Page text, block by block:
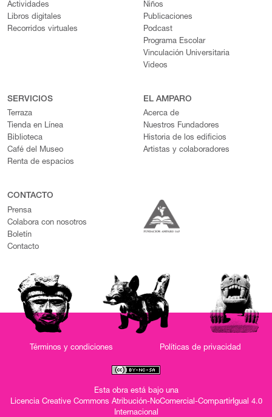
Actividades
Libros digitales
Recorridos virtuales
Niños
Publicaciones
Podcast
Programa Escolar
Vinculación Universitaria
Videos
SERVICIOS
Terraza
Tienda en Línea
Biblioteca
Café del Museo
Renta de espacios
EL AMPARO
Acerca de
Nuestros Fundadores
Historia de los edificios
Artistas y colaboradores
CONTACTO
Prensa
Colabora con nosotros
Boletín
Contacto
Términos y condiciones Políticas de privacidad
Esta obra está bajo una
Licencia Creative Commons Atribución-NoComercial-CompartirIgual 4.0
Internacional